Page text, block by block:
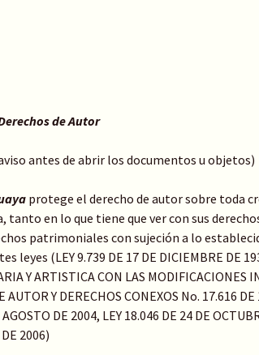
de Autor
antes de abrir los documentos u objetos)
protege el derecho de autor sobre toda
en lo que tiene que ver con sus
patrimoniales con sujeción a lo
leyes (LEY 9.739 DE 17 DE DICIEMBRE DE
Y ARTISTICA CON LAS MODIFICACIONES
AUTOR Y DERECHOS CONEXOS No. 17.616
DE 2004, LEY 18.046 DE 24 DE
2006)